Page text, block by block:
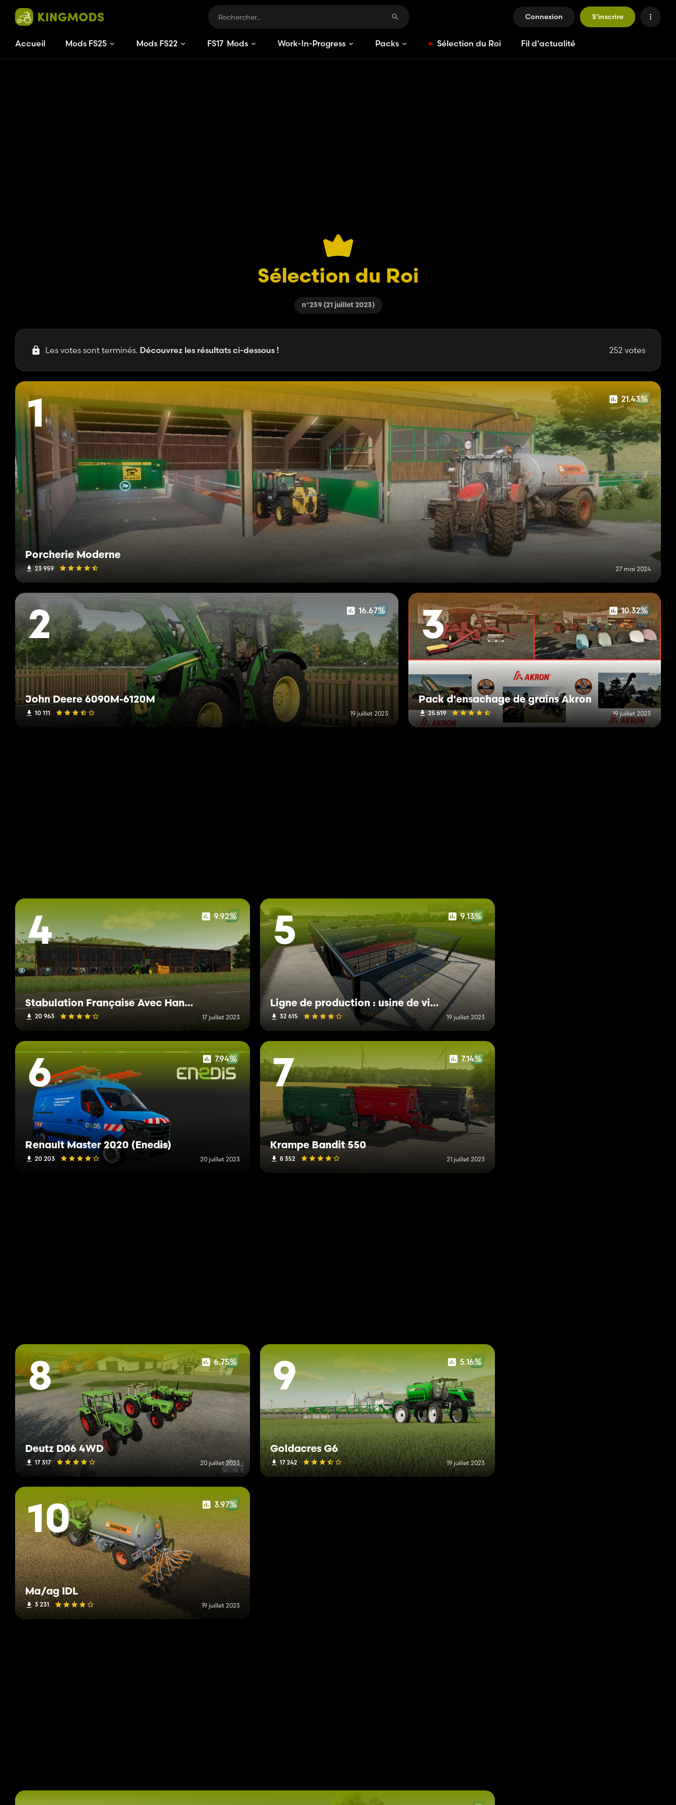
Connexion S'inscrire
Accueil Mods FS25 Mods FS22 FS17 Mods Work-In-Progress Packs Sélection du Roi Fil d'actualité
Sélection du Roi
n°239 (21 juillet 2023)
Les votes sont terminés. Découvrez les résultats ci-dessous ! 252 votes
1 21.43%
Porcherie Moderne
23 959 27 mai 2024
2 16.67%
John Deere 6090M-6120M
10 111 19 juillet 2023
3 10.32%
Pack d'ensachage de grains Akron
25 619 19 juillet 2023
4 9.92%
Stabulation Française Avec Hangar De Stockage
20 963 17 juillet 2023
5 9.13%
Ligne de production : usine de viande/maison de conception/point de vente
32 615 19 juillet 2023
6 7.94%
Renault Master 2020 (Enedis)
20 203 20 juillet 2023
7 7.14%
Krampe Bandit 550
8 352 21 juillet 2023
8 6.75%
Deutz D06 4WD
17 317 20 juillet 2023
9 5.16%
Goldacres G6
17 242 19 juillet 2023
10 3.97%
Ma/ag IDL
3 231 19 juillet 2023